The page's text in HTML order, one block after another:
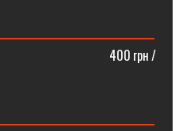
грн /